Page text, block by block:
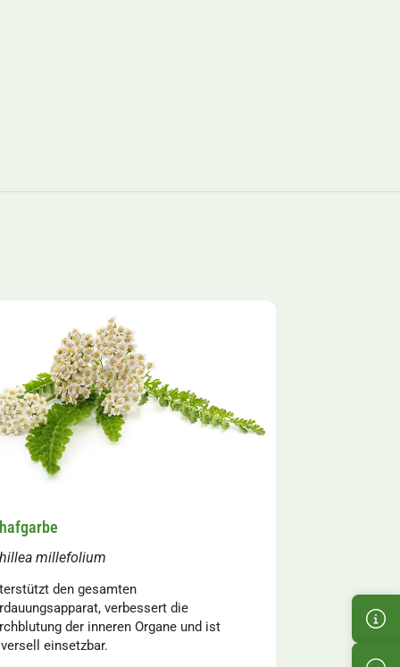
millefolium
den gesamten
verbessert die
der inneren Organe und ist
einsetzbar.